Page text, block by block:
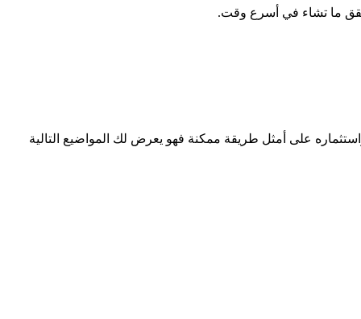
ما تشاء في أسرع وقت.
على أمثل طريقة ممكنة فهو يعرض لك المواضيع التالية